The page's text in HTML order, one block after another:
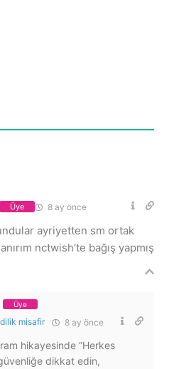
Üye 8 ay önce
ayriyetten sm ortak
nctwish’te bağış yapmış
Üye
misafir 8 ay önce
hikayesinde “Herkes
dikkat edin,